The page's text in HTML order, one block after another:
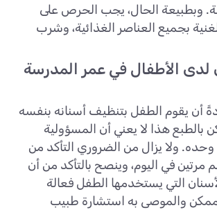
وبطبيعة الحال، يجب الحرص على
بجميع العناصر الغذائية، وشرب
لدى الأطفال في عمر المدرسة
أن يقوم الطفل بتنظيف أسنانه بنفسه
بالطبع هذا لا يعني أن المسؤولية
وحده. ولا يزال من الضروري التأكد من
مرتين في اليوم، وينصح بالتأكد من أن
التي يستخدمها الطفل فعالة
والموصى به استشارة طبيب